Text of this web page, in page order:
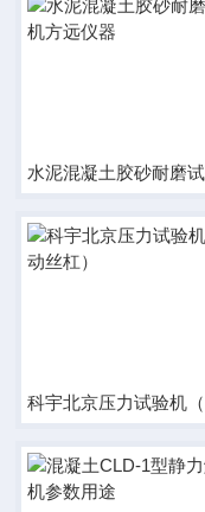
水泥混凝土胶砂耐磨
科宇北京压力试验机